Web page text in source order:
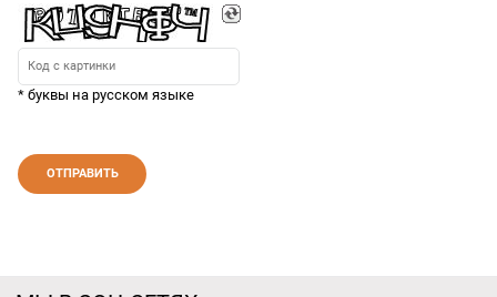
* буквы на русском языке